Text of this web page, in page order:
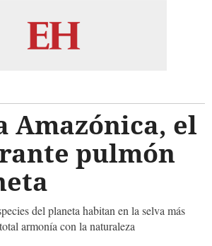
Amazónica, el
pulmón
del planeta habitan en la selva más
armonía con la naturaleza